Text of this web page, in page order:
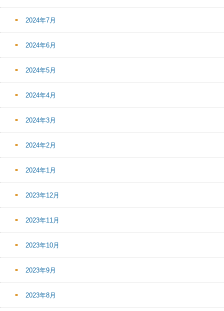
2024年7月
2024年6月
2024年5月
2024年4月
2024年3月
2024年2月
2024年1月
2023年12月
2023年11月
2023年10月
2023年9月
2023年8月